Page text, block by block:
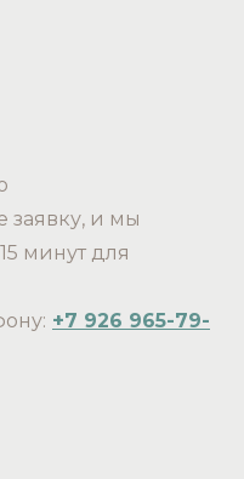
заявку, и мы
минут для
+7 926 965-79-